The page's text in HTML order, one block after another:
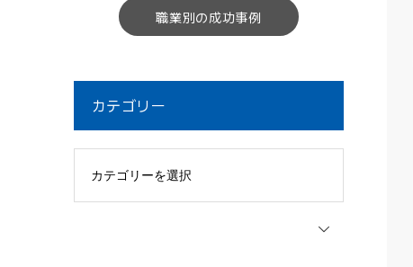
職業別の成功事例
カテゴリー